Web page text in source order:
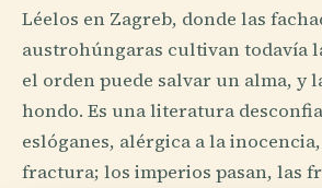
Léelos en Zagreb, donde las
austrohúngaras cultivan todavía
el orden puede salvar un alma, y
hondo. Es una literatura
eslóganes, alérgica a la
fractura; los imperios pasan, las